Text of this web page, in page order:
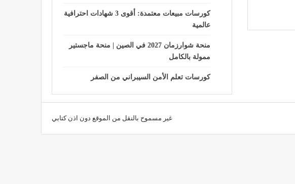
كورسات مبيعات معتمدة: أقوى 3 شهادات احترافية
عالمية
منحة شوارزمان 2027 في الصين | منحة ماجستير
ممولة بالكامل
كورسات تعلم الأمن السيبراني من الصفر
غير مسموح بالنقل من الموقع دون اذن كتابي